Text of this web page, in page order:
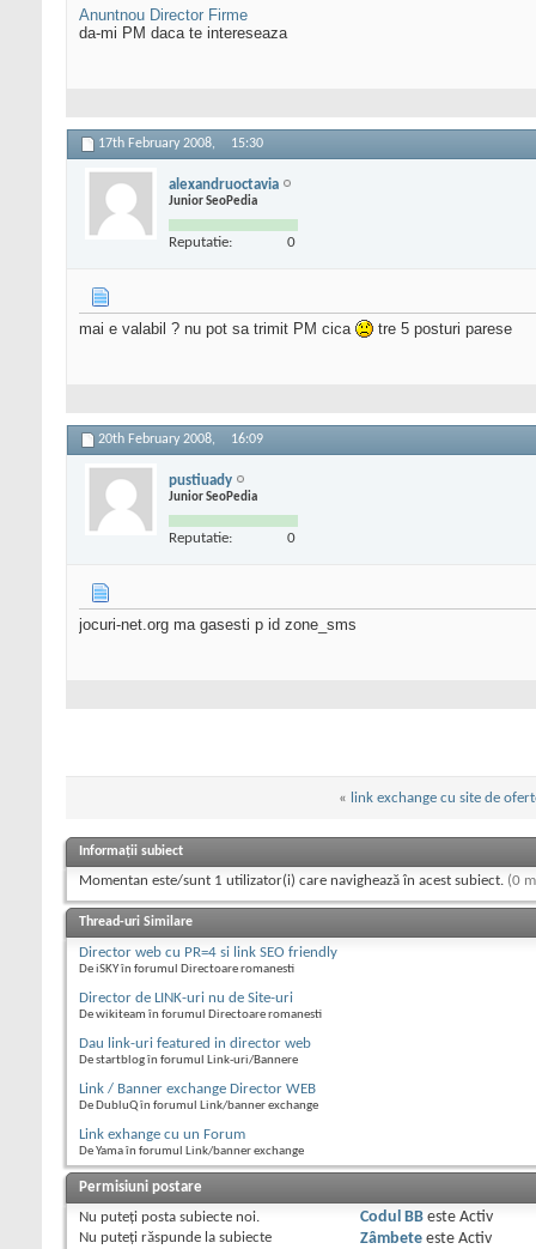
Anuntnou Director Firme
da-mi PM daca te intereseaza
17th February 2008, 15:30
alexandruoctavia
Junior SeoPedia
Reputatie: 0
mai e valabil ? nu pot sa trimit PM cica tre 5 posturi parese
20th February 2008, 16:09
pustiuady
Junior SeoPedia
Reputatie: 0
jocuri-net.org ma gasesti p id zone_sms
« link exchange cu site de
Informații subiect
Momentan este/sunt 1 utilizator(i) care navighează în acest subiect. (0
Thread-uri Similare
Director web cu PR=4 si link SEO friendly
De iSKY în forumul Directoare romanesti
Director de LINK-uri nu de Site-uri
De wikiteam în forumul Directoare romanesti
Dau link-uri featured in director web
De startblog în forumul Link-uri/Bannere
Link / Banner exchange Director WEB
De DubluQ în forumul Link/banner exchange
Link exhange cu un Forum
De Yama în forumul Link/banner exchange
Permisiuni postare
Nu puteţi posta subiecte noi.
Nu puteţi răspunde la subiecte
Codul BBeste Activ
Zâmbeteeste Activ